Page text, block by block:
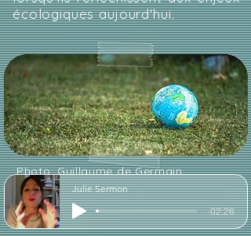
écologiques aujourd'hui.
Photo: Guillaume de Germain
Julie Sermon
-02:26